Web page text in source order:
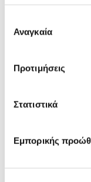
συγκατάθεσης
Αναγκαία
Προτιμήσεις
Στατιστικά
Εμπορικής
Αναζήτηση
Επιλέξτε